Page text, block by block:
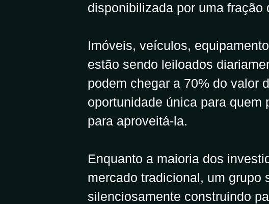
disponibilizada por uma fração
Imóveis, veículos,
estão sendo leiloados
podem chegar a 70% do valor
oportunidade única para quem
para aproveitá-la.
Enquanto a maioria dos
mercado tradicional, um grupo
silenciosamente construindo